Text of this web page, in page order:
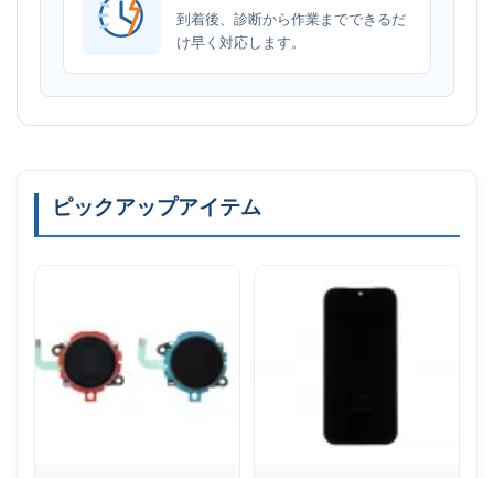
到着後、診断から作業までできるだ
け早く対応します。
ピックアップアイテム